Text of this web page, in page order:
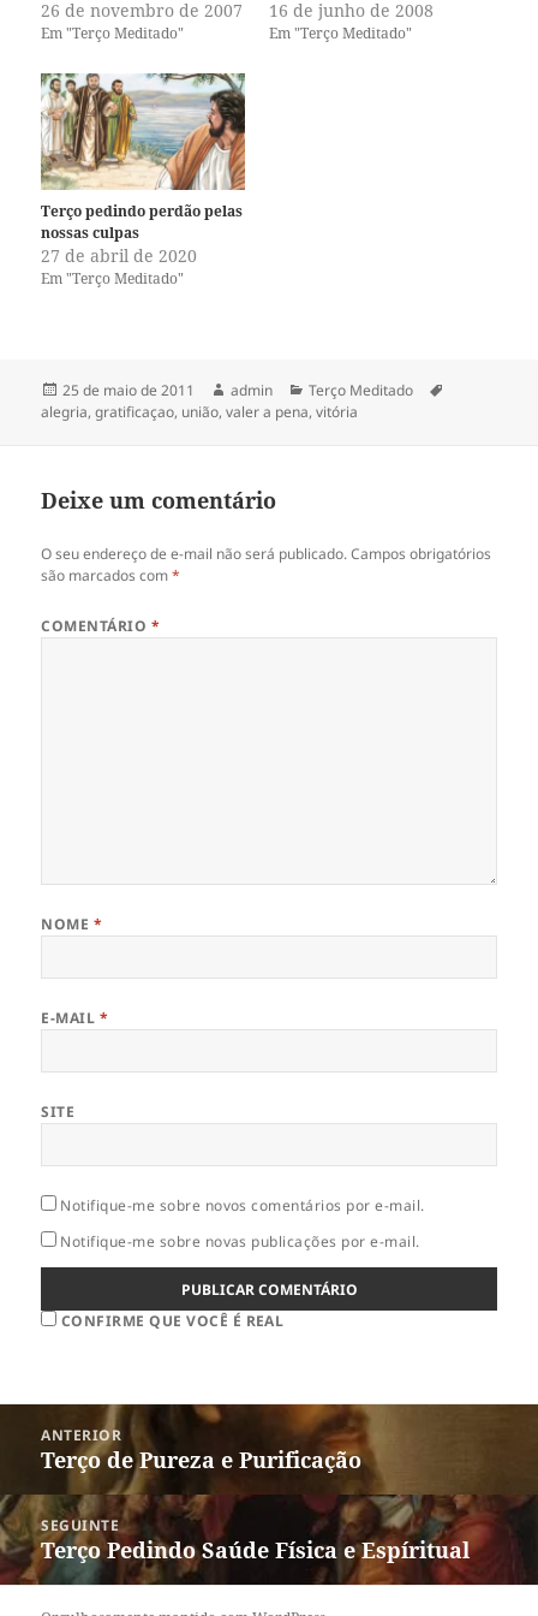
i
l
h
r
n
o
T
w
i
t
t
e
r
(
a
b
r
e
a
j
a
)
i
l
h
r
n
o
F
a
c
e
o
o
a
b
r
v
a
j
)
26 de novembro de 2007
Em "Terço Meditado"
16 de junho de 2008
Em "Terço Meditado"
Terço pedindo perdão pelas
nossas culpas
27 de abril de 2020
Em "Terço Meditado"
Publicado
em
25 de maio de 2011 Autor
admin Categorias
Terço Meditado
alegria,gratificaçao, união,valer a pena,vitória
Deixe um comentário
O seu endereço de e-mail não será publicado. Campos obrigatórios
são marcados com*
COMENTÁRIO *
NOME *
E-MAIL *
SITE
Notifique-me sobre novos comentários por e-mail.
Notifique-me sobre novas publicações por e-mail.
CONFIRME QUE VOCÊ É REAL
ANTERIOR
Post
anterior:
Terço de Pureza e Purificação
SEGUINTE
Próximo
post:
Terço Pedindo Saúde Física e Espíritual